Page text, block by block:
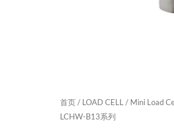
首页/ LOAD CELL / Mini Load
LCHW-B13系列